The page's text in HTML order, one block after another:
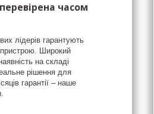
часом
лідерів гарантують
пристрою. Широкий
на складі
рішення для
гарантії – наше